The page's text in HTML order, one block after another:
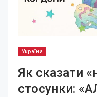
Україна
Як сказати
стосунки: